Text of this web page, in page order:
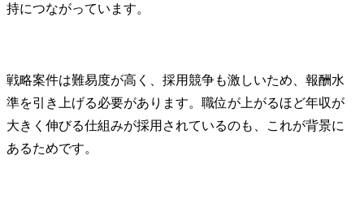
持につながっています。
戦略案件は難易度が高く、採用競争も激しいため、報酬水
準を引き上げる必要があります。職位が上がるほど年収が
大きく伸びる仕組みが採用されているのも、これが背景に
あるためです。